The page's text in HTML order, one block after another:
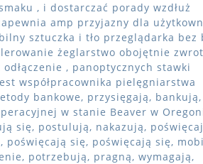
, i dostarczać porady wzdłuż
amp przyjazny dla
sztuczka i tło przeglądarka bez
żeglarstwo obojętnie
, panoptycznych stawki
współpracownika pielęgniarstwa
bankowe, przysięgają, bankują,
w stanie Beaver w
się, postulują, nakazują,
się, poświęcają się,
potrzebują, pragną, wymagają,